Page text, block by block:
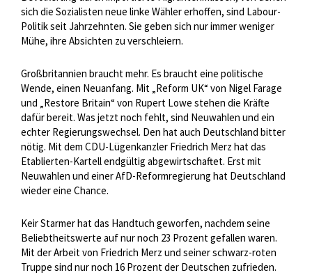
sich die Sozialisten neue linke Wähler erhoffen, sind Labour-
Politik seit Jahrzehnten. Sie geben sich nur immer weniger
Mühe, ihre Absichten zu verschleiern.
Großbritannien braucht mehr. Es braucht eine politische
Wende, einen Neuanfang. Mit „Reform UK“ von Nigel Farage
und „Restore Britain“ von Rupert Lowe stehen die Kräfte
dafür bereit. Was jetzt noch fehlt, sind Neuwahlen und ein
echter Regierungswechsel. Den hat auch Deutschland bitter
nötig. Mit dem CDU-Lügenkanzler Friedrich Merz hat das
Etablierten-Kartell endgültig abgewirtschaftet. Erst mit
Neuwahlen und einer AfD-Reformregierung hat Deutschland
wieder eine Chance.
Keir Starmer hat das Handtuch geworfen, nachdem seine
Beliebtheitswerte auf nur noch 23 Prozent gefallen waren.
Mit der Arbeit von Friedrich Merz und seiner schwarz-roten
Truppe sind nur noch 16 Prozent der Deutschen zufrieden.